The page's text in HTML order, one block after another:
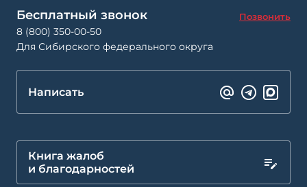
Бесплатный звонок Позвонить
8 (800) 350-00-50
Для Сибирского федерального округа
Написать
Книга жалоб
и благодарностей